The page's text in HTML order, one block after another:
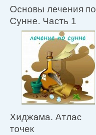
Основы лечения по
Сунне. Часть 1
Хиджама. Атлас
точек